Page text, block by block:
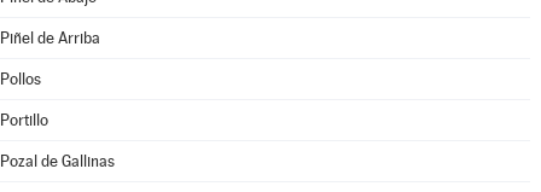
Piñel de Arriba
Pollos
Portillo
Pozal de Gallinas